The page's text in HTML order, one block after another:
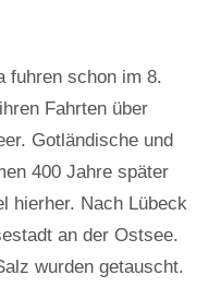
fuhren schon im 8.
Fahrten über
Gotländische und
400 Jahre später
hierher. Nach Lübeck
an der Ostsee.
wurden getauscht.